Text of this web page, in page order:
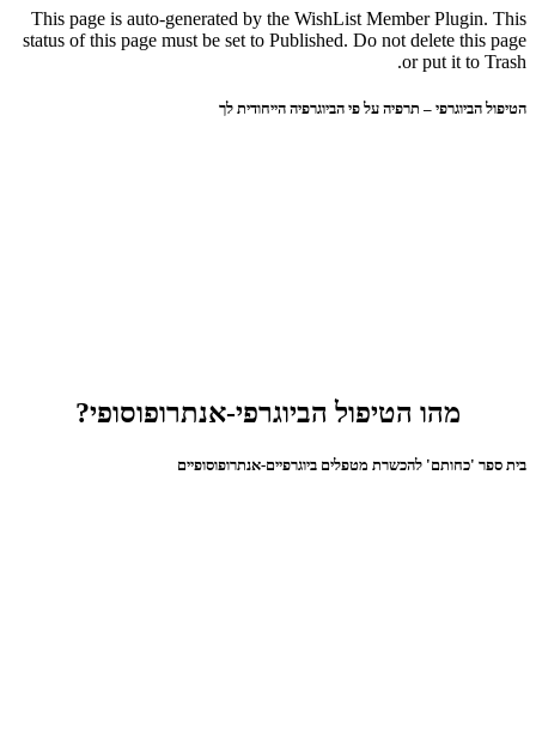
This page is auto-generated by the WishList Member Plugin. This
status of this page must be set to Published. Do not delete this page
or put it to Trash.
הטיפול הביוגרפי – תרפיה על פי הביוגרפיה הייחודית לך
מהו הטיפול הביוגרפי-אנתרופוסופי?
בית ספר 'כחותם' להכשרת מטפלים ביוגרפיים-אנתרופוסופיים